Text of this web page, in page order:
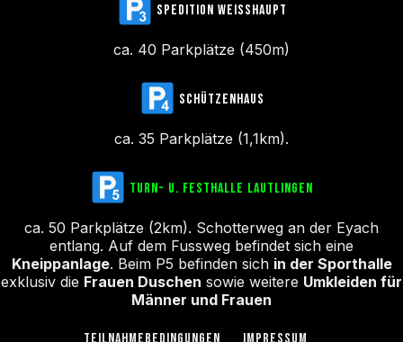
SPEDITION WEISSHAUPT
ca. 40 Parkplätze (450m)
SCHÜTZENHAUS
ca. 35 Parkplätze (1,1km).
TURN- U. FESTHALLE LAUTLINGEN
ca. 50 Parkplätze (2km). Schotterweg an der Eyach
entlang. Auf dem Fussweg befindet sich eine
Kneippanlage. Beim P5 befinden sich in der Sporthalle
exklusiv die Frauen Duschen sowie weitere Umkleiden für
Männer und Frauen